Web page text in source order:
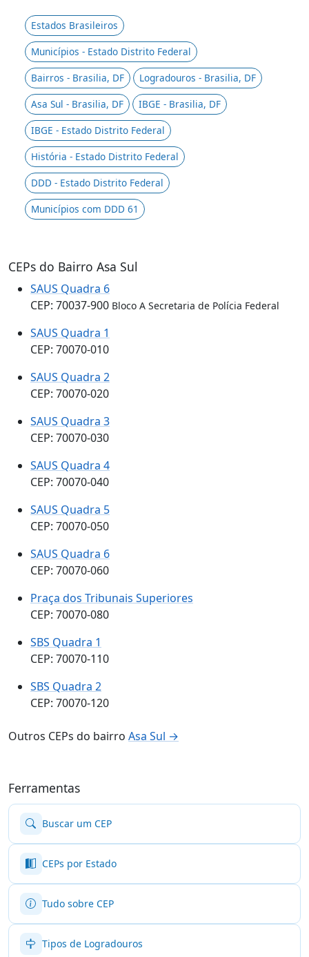
Estados Brasileiros
Municípios - Estado Distrito Federal
Bairros - Brasilia, DF
Logradouros - Brasilia, DF
Asa Sul - Brasilia, DF
IBGE - Brasilia, DF
IBGE - Estado Distrito Federal
História - Estado Distrito Federal
DDD - Estado Distrito Federal
Municípios com DDD 61
CEPs do Bairro Asa Sul
SAUS Quadra 6
CEP: 70037-900 Bloco A Secretaria de Polícia Federal
SAUS Quadra 1
CEP: 70070-010
SAUS Quadra 2
CEP: 70070-020
SAUS Quadra 3
CEP: 70070-030
SAUS Quadra 4
CEP: 70070-040
SAUS Quadra 5
CEP: 70070-050
SAUS Quadra 6
CEP: 70070-060
Praça dos Tribunais Superiores
CEP: 70070-080
SBS Quadra 1
CEP: 70070-110
SBS Quadra 2
CEP: 70070-120
Outros CEPs do bairro Asa Sul →
Ferramentas
Buscar um CEP
CEPs por Estado
Tudo sobre CEP
Tipos de Logradouros